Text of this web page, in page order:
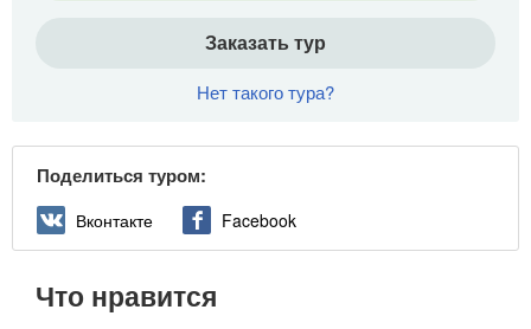
Заказать тур
Нет такого тура?
Поделиться туром:
Вконтакте Facebook
Что нравится